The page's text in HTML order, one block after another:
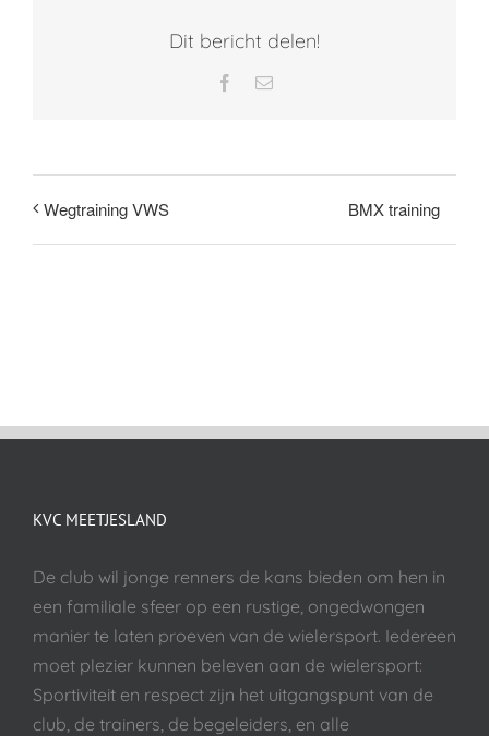
Dit bericht delen!
Facebook
E-
Wegtraining VWS BMX training
KVC MEETJESLAND
De club wil jonge renners de kans bieden om hen in
een familiale sfeer op een rustige, ongedwongen
manier te laten proeven van de wielersport. Iedereen
moet plezier kunnen beleven aan de wielersport:
Sportiviteit en respect zijn het uitgangspunt van de
club, de trainers, de begeleiders, en alle